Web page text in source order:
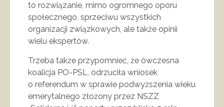
to rozwiązanie, mimo ogromnego oporu
społecznego, sprzeciwu wszystkich
organizacji związkowych, ale także opinii
wielu ekspertów.
Trzeba także przypomnieć, że ówczesna
koalicja PO-PSL, odrzuciła wniosek
o referendum w sprawie podwyższenia wieku
emerytalnego złożony przez NSZZ